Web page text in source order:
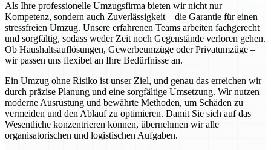
Als Ihre professionelle Umzugsfirma bieten wir nicht nur
Kompetenz, sondern auch Zuverlässigkeit – die Garantie für einen
stressfreien Umzug. Unsere erfahrenen Teams arbeiten fachgerecht
und sorgfältig, sodass weder Zeit noch Gegenstände verloren gehen.
Ob Haushaltsauflösungen, Gewerbeumzüge oder Privatumzüge –
wir passen uns flexibel an Ihre Bedürfnisse an.
Ein Umzug ohne Risiko ist unser Ziel, und genau das erreichen wir
durch präzise Planung und eine sorgfältige Umsetzung. Wir nutzen
moderne Ausrüstung und bewährte Methoden, um Schäden zu
vermeiden und den Ablauf zu optimieren. Damit Sie sich auf das
Wesentliche konzentrieren können, übernehmen wir alle
organisatorischen und logistischen Aufgaben.